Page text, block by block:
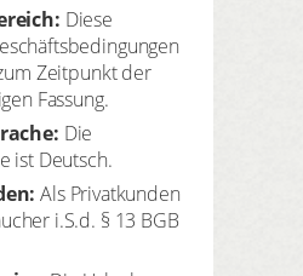
Diese
Zeitpunkt der
Fassung.
: Die
ist Deutsch.
: Als Privatkunden
i.S.d. § 13 BGB